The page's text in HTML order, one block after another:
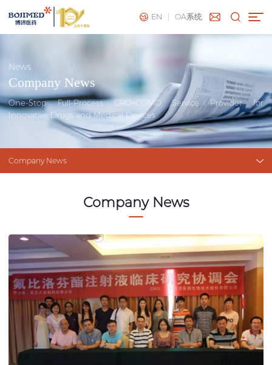
EN OA系统
News
Company News
One-Stop Full-Process CRO+CDMO Service Provider for
Innovative Drugs and Medical Devices
Company News
Company News